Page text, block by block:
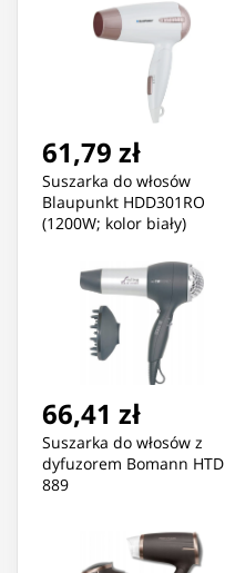
61,79 zł
Suszarka do włosów
Blaupunkt HDD301RO
(1200W; kolor biały)
66,41 zł
Suszarka do włosów z
dyfuzorem Bomann HTD
889